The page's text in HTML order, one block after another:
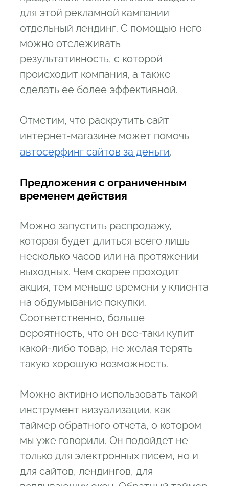
для этой рекламной кампании
отдельный лендинг. С помощью него
можно отслеживать
результативность, с которой
происходит компания, а также
сделать ее более эффективной.
Отметим, что раскрутить сайт
интернет-магазине может помочь
автосерфинг сайтов за деньги.
Предложения с ограниченным
временем действия
Можно запустить распродажу,
которая будет длиться всего лишь
несколько часов или на протяжении
выходных. Чем скорее проходит
акция, тем меньше времени у клиента
на обдумывание покупки.
Соответственно, больше
вероятность, что он все-таки купит
какой-либо товар, не желая терять
такую хорошую возможность.
Можно активно использовать такой
инструмент визуализации, как
таймер обратного отчета, о котором
мы уже говорили. Он подойдет не
только для электронных писем, но и
для сайтов, лендингов, для